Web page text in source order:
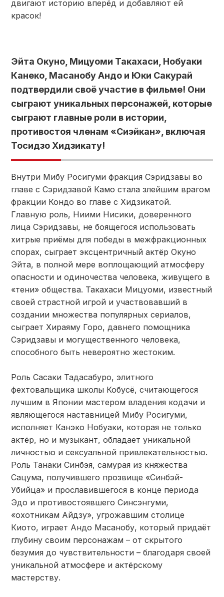
двигают историю вперёд и добавляют ей
красок!
Эйта Окуно, Мицуоми Такахаси, Нобуаки
Канеко, Масанобу Андо и Юки Сакурай
подтвердили своё участие в фильме! Они
сыграют уникальных персонажей, которые
сыграют главные роли в истории,
противостоя членам «Сиэйкан», включая
Тосидзо Хидзикату!
Внутри Мибу Росигуми фракция Сэридзавы во
главе с Сэридзавой Камо стала злейшим врагом
фракции Кондо во главе с Хидзикатой.
Главную роль, Ниими Нисики, доверенного
лица Сэридзавы, не боящегося использовать
хитрые приёмы для победы в межфракционных
спорах, сыграет эксцентричный актёр Окуно
Эйта, в полной мере воплощающий атмосферу
опасности и одиночества человека, живущего в
«тени» общества. Такахаси Мицуоми, известный
своей страстной игрой и участвовавший в
создании множества популярных сериалов,
сыграет Хираяму Горо, давнего помощника
Сэридзавы и могущественного человека,
способного быть невероятно жестоким.
Роль Сасаки Тадасабуро, элитного
фехтовальщика школы Кобусё, считающегося
лучшим в Японии мастером владения кодачи и
являющегося наставницей Мибу Росигуми,
исполняет Канэко Нобуаки, которая не только
актёр, но и музыкант, обладает уникальной
личностью и сексуальной привлекательностью.
Роль Танаки Синбэя, самурая из княжества
Сацума, получившего прозвище «Синбэй-
Убийца» и прославившегося в конце периода
Эдо и противостоявшего Синсэнгуми,
«охотникам Айдзу», угрожавшим столице
Киото, играет Андо Масанобу, который придаёт
глубину своим персонажам – от скрытого
безумия до чувствительности – благодаря своей
уникальной атмосфере и актёрскому
мастерству.